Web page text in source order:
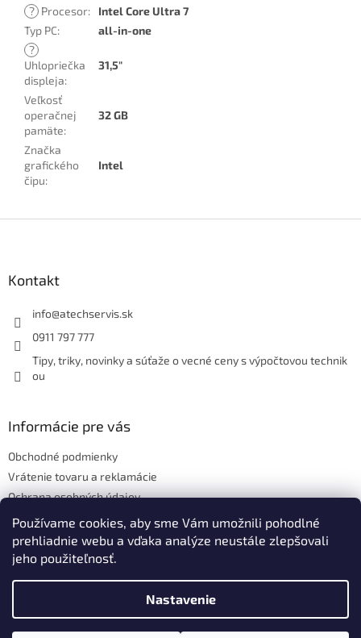
Používame cookies, aby sme Vám umožnili pohodlné
prehliadnie webu a vďaka analýze neustále zlepšovali
jeho použiteľnosť.
Nastavenie
? Procesor:
Intel Core Ultra 7
Typ PC:
all-in-one
?
Uhlopriečka
displeja:
31,5"
Veľkosť
operačnej
pamäte:
32 GB
Značka
grafického
čipu:
Intel
Kontakt
info@atechservis.sk
0911 797 777
Tipy, triky, novinky a súťaže o vecné ceny s výpočtovou technik
ou
Informácie pre vás
Obchodné podmienky
Vrátenie tovaru a reklamácie
Ochrana osobných údajov
Hodnotenie obchodu